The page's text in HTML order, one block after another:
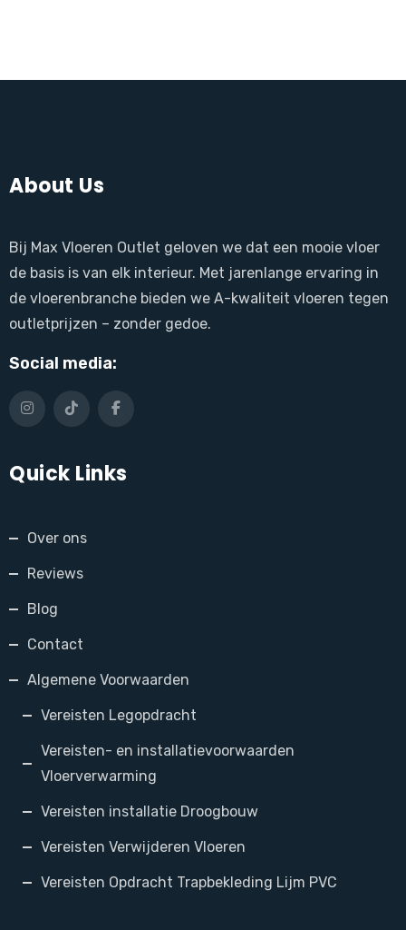
About Us
Bij Max Vloeren Outlet geloven we dat een mooie vloer
de basis is van elk interieur. Met jarenlange ervaring in
de vloerenbranche bieden we A-kwaliteit vloeren tegen
outletprijzen – zonder gedoe.
Social media:
Quick Links
Over ons
Reviews
Blog
Contact
Algemene Voorwaarden
Vereisten Legopdracht
Vereisten- en installatievoorwaarden
Vloerverwarming
Vereisten installatie Droogbouw
Vereisten Verwijderen Vloeren
Vereisten Opdracht Trapbekleding Lijm PVC